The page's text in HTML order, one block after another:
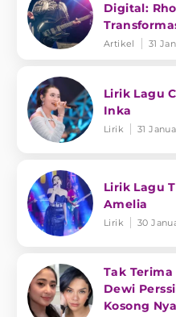
Digital:
Artikel 31
Lirik Lagu
Inka
Lirik 31
Lirik Lagu
Amelia
Lirik 30
Tak
Dewi
Kosong